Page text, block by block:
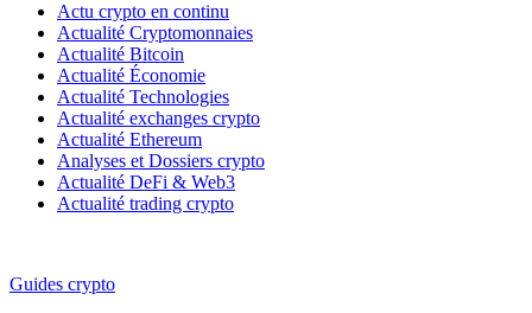
Actu crypto en continu
Actualité Cryptomonnaies
Actualité Bitcoin
Actualité Économie
Actualité Technologies
Actualité exchanges crypto
Actualité Ethereum
Analyses et Dossiers crypto
Actualité DeFi & Web3
Actualité trading crypto
Guides crypto